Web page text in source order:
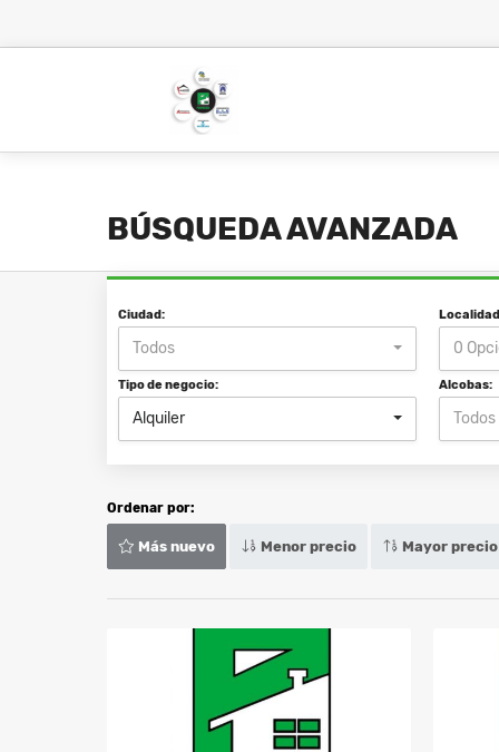
BÚSQUEDA AVANZADA
Ciudad:
Todos 0
Tipo de negocio:
Alquiler
Alcobas:
Todos
Ordenar por:
Más nuevo Menor precio Mayor precio